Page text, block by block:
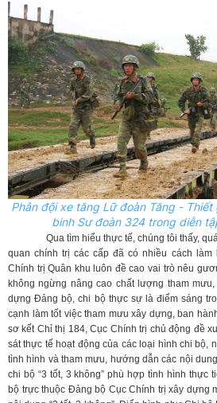
Phân đội xe tăng Lữ đoàn Tăng -
binh Sư đoàn 324 trong diễn
Qua tìm hiểu thực tế, chúng tôi thấy,
quan chính trị các cấp đã có nhiều cách làm
Chính trị Quân khu luôn đề cao vai trò nêu
không ngừng nâng cao chất lượng tham
dựng Đảng bộ, chi bộ thực sự là điểm sáng
cạnh làm tốt việc tham mưu xây dựng, ban
sơ kết Chỉ thị 184, Cục Chính trị chủ động đề
sát thực tế hoạt động của các loại hình chi bộ,
tình hình và tham mưu, hướng dẫn các nội
chi bộ “3 tốt, 3 không” phù hợp tình hình thực
bộ trực thuộc Đảng bộ Cục Chính trị xây dựng